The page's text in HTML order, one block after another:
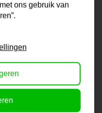
hoogwaardig hout en
tot zijn recht komt.
wat extra diepte
ons gebruik van